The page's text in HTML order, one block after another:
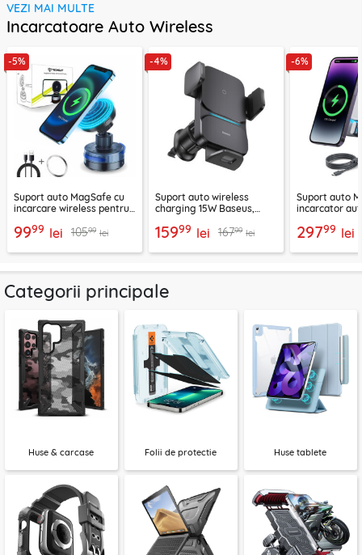
VEZI MAI MULTE
Incarcatoare Auto Wireless
-5%
Suport auto MagSafe cu
incarcare wireless pentru
ChargeMagX HOLD253
9999 lei 10599 lei
-4%
Suport auto wireless
charging 15W Baseus,
15999 lei 16799 lei
-6%
Suport auto
incarcator
29799 lei
Categorii principale
Huse & carcase Folii de protectie Huse tablete